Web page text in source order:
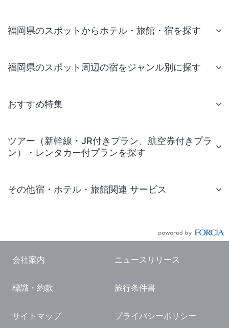
福岡県のスポットからホテル・旅館・宿を探す
福岡県のスポット周辺の宿をジャンル別に探す
おすすめ特集
ツアー（新幹線・JR付きプラン、航空券付きプラ
ン）・レンタカー付プランを探す
その他宿・ホテル・旅館関連 サービス
国内観光ガイド
旅行・観光情報
会社案内 ニュースリリース
標識・約款 旅行条件書
サイトマップ プライバシーポリシー